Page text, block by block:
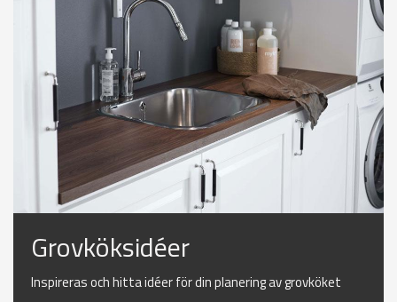
Grovköksidéer
Inspireras och hitta idéer för din planering av grovköket